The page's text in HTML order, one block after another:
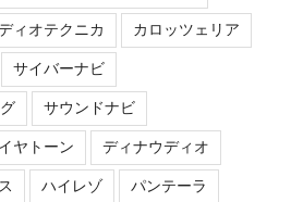
ィオテクニカ カロッツェリア
サイバーナビ
サウンドナビ
ヤトーン ディナウディオ
ハイレゾ パンテーラ